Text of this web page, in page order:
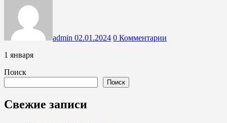
admin 02.01.2024 0 Комментарии
1 января
Поиск
Поиск
Свежие записи